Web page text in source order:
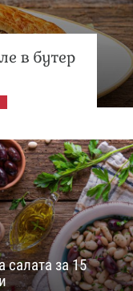
в бутер
салата за 15